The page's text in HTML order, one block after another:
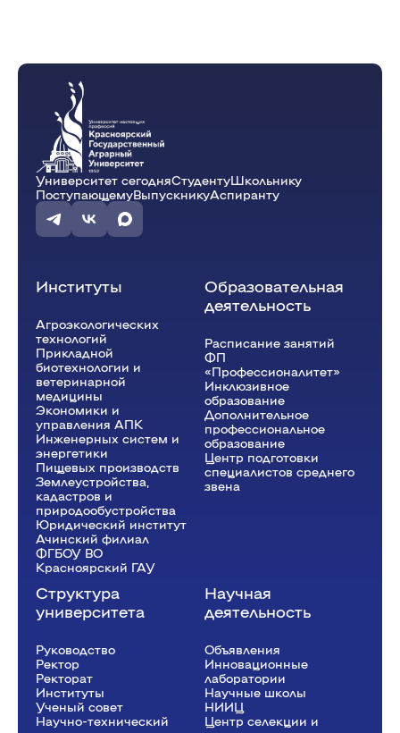
Университет сегодняСтудентуШкольнику
ПоступающемуВыпускникуАспиранту
Институты
Агроэкологических
технологий
Прикладной
биотехнологии и
ветеринарной
медицины
Экономики и
управления АПК
Инженерных систем и
энергетики
Пищевых производств
Землеустройства,
кадастров и
природообустройства
Юридический институт
Ачинский филиал
ФГБОУ ВО
Красноярский ГАУ
Образовательная
деятельность
Расписание занятий
ФП
«Профессионалитет»
Инклюзивное
образование
Дополнительное
профессиональное
образование
Центр подготовки
специалистов среднего
звена
Структура
университета
Руководство
Ректор
Рeкторат
Институты
Ученый совет
Научно-технический
Научная
деятельность
Объявления
Инновационные
лаборатории
Научные школы
НИИЦ
Центр селекции и